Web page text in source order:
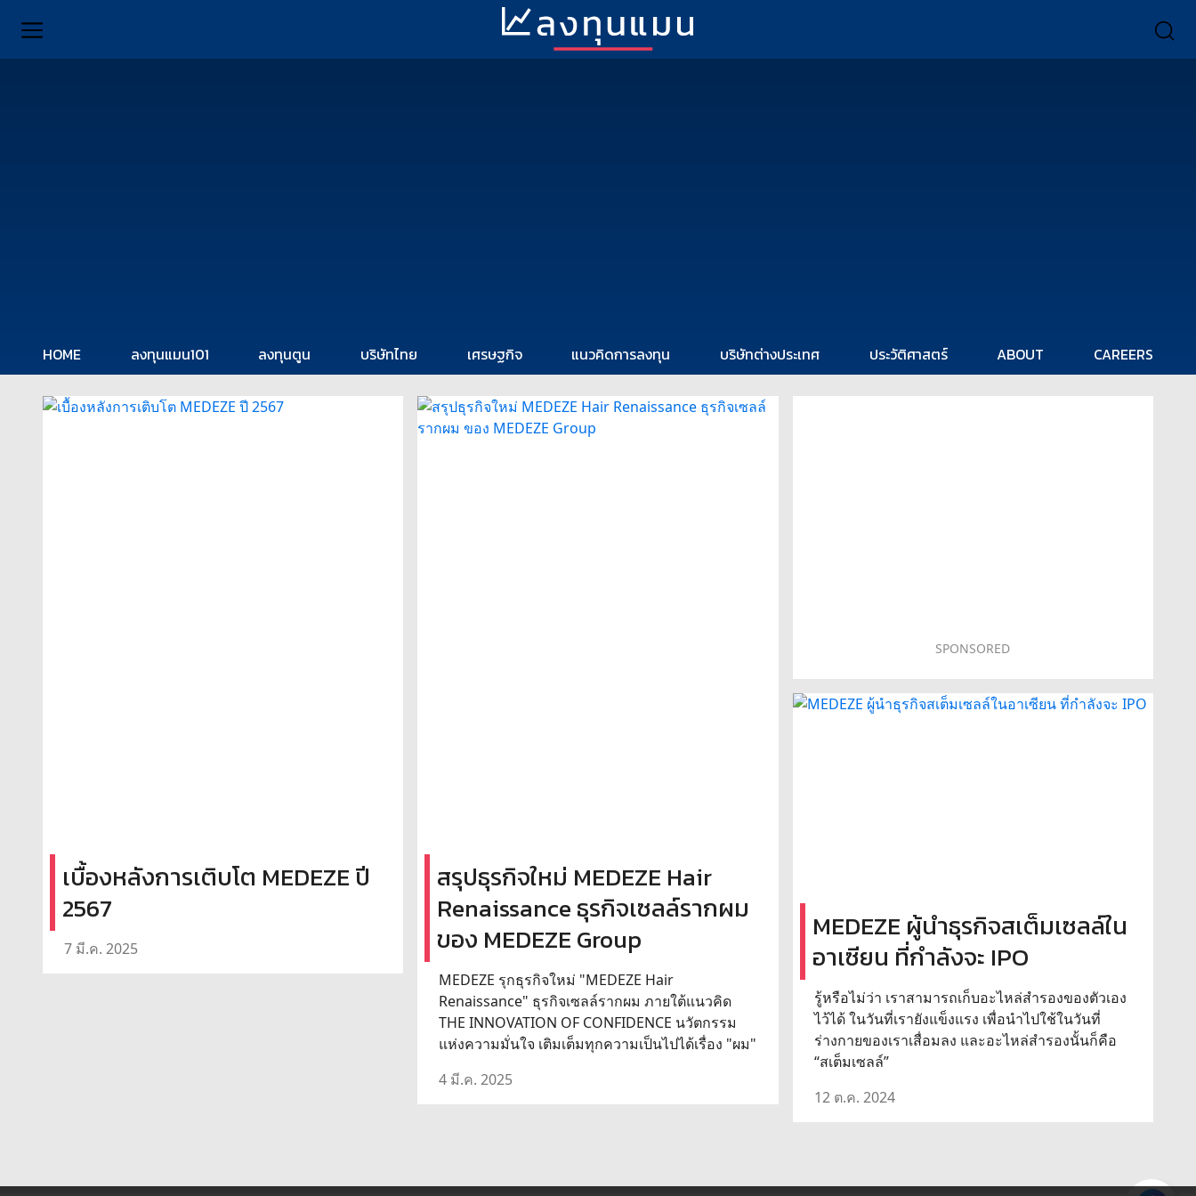
HOME ลงทุนแมน101 ลงทุนตูน บริษัทไทย เศรษฐกิจ แนวคิดการลงทุน บริษัทต่างประเทศ ประวัติศาสตร์ ABOUT CAREERS
เบื้องหลังการเติบโต MEDEZE ปี
2567
7 มี.ค. 2025
สรุปธุรกิจใหม่ MEDEZE Hair
Renaissance ธุรกิจเซลล์รากผม
ของ MEDEZE Group
MEDEZE รุกธุรกิจใหม่ "MEDEZE Hair
Renaissance" ธุรกิจเซลล์รากผม ภายใต้แนวคิด
THE INNOVATION OF CONFIDENCE นวัตกรรม
แห่งความมั่นใจ เติมเต็มทุกความเป็นไปได้เรื่อง "ผม"
4 มี.ค. 2025
SPONSORED
MEDEZE ผู้นำธุรกิจสเต็มเซลล์ใน
อาเซียน ที่กำลังจะ IPO
รู้หรือไม่ว่า เราสามารถเก็บอะไหล่สำรองของตัวเอง
ไว้ได้ ในวันที่เรายังแข็งแรง เพื่อนำไปใช้ในวันที่
ร่างกายของเราเสื่อมลง และอะไหล่สำรองนั้นก็คือ
“สเต็มเซลล์”
12 ต.ค. 2024